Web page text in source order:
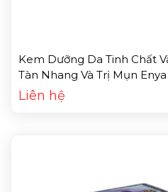
Kem Dưỡng Da Tinh Chất
Tàn Nhang Và Trị Mụn
Gold Age Defying Skin 9in1
Liên hệ